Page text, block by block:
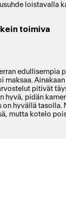
loistavalla
toimiva
edullisempia
maksaa.
pitivät
hyvä, pidän
hyvällä tasolla.
mutta kotelo